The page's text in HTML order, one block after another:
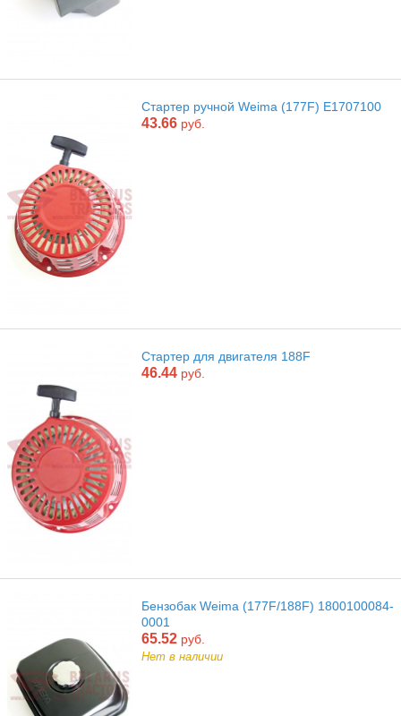
Стартер ручной Weima (177F) E1707100
43.66 руб.
Стартер для двигателя 188F
46.44 руб.
Бензобак Weima (177F/188F) 1800100084-
0001
65.52 руб.
Нет в наличии